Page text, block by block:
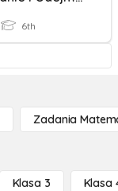
6th
Zadania
Klasa 3 Klasa